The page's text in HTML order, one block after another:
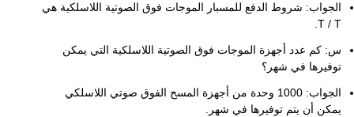
الجواب: شروط الدفع للمسبار الموجات فوق الصوتية اللاسلكية هي
T / T.
س: كم عدد أجهزة الموجات فوق الصوتية اللاسلكية التي يمكن
توفيرها في شهر؟
الجواب: 1000 وحدة من أجهزة المسح الفوق صوتي اللاسلكي
يمكن أن يتم توفيرها في شهر.